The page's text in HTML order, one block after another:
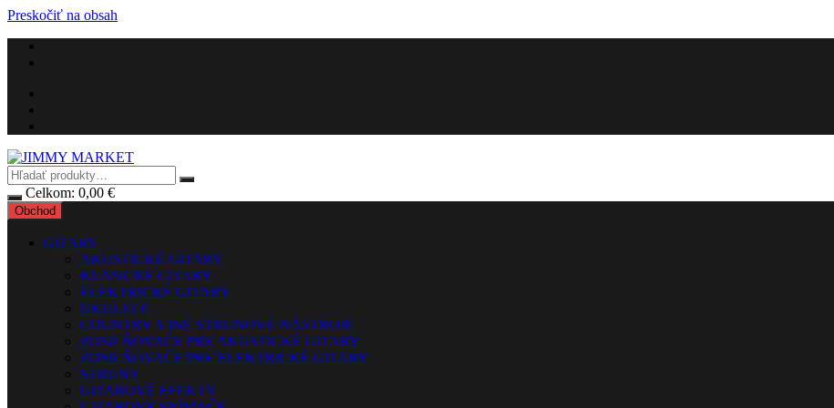
Preskočiť na obsah
Celkom: 0,00 €
Obchod
GITARY
AKUSTICKÉ GITARY
KLASICKÉ GITARY
ELEKTRICKÉ GITARY
UKULELE
COUNTRY A INÉ STRUNOVÉ NÁSTROJE
ZOSILŇOVAČE PRE AKUSTICKÉ GITARY
ZOSILŇOVAČE PRE ELEKTRICKÉ GITARY
STRUNY
GITAROVÉ EFEKTY